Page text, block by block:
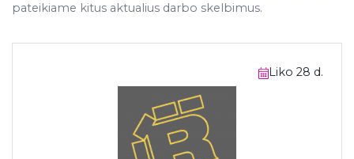
pateikiame kitus aktualius darbo skelbimus.
Liko 28 d.